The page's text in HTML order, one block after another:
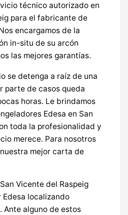
técnico autorizado en
para el fabricante de
encargamos de la
in-situ de su arcón
las mejores garantías.
se detenga a raíz de una
parte de casos queda
horas. Le brindamos
Edesa en San
toda la profesionalidad y
merece. Para nosotros
mejor carta de
Vicente del Raspeig
localizando
Ante alguno de estos